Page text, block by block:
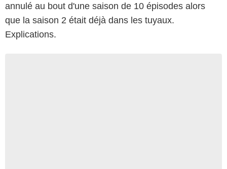
annulé au bout d'une saison de 10 épisodes alors
que la saison 2 était déjà dans les tuyaux.
Explications.